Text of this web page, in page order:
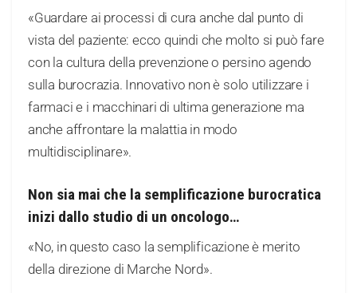
«Guardare ai processi di cura anche dal punto di
vista del paziente: ecco quindi che molto si può fare
con la cultura della prevenzione o persino agendo
sulla burocrazia. Innovativo non è solo utilizzare i
farmaci e i macchinari di ultima generazione ma
anche affrontare la malattia in modo
multidisciplinare».
Non sia mai che la semplificazione burocratica
inizi dallo studio di un oncologo…
«No, in questo caso la semplificazione è merito
della direzione di Marche Nord».